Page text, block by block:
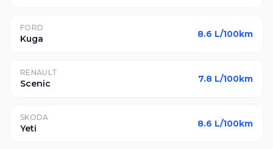
FORD
Kuga 8.6 L/100km
RENAULT
Scenic 7.8 L/100km
SKODA
Yeti 8.6 L/100km